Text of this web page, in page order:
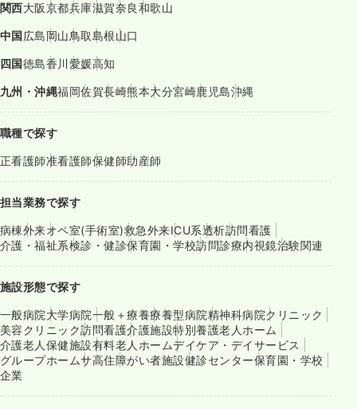
関西大阪京都兵庫滋賀奈良和歌山
中国広島岡山鳥取島根山口
四国徳島香川愛媛高知
九州・沖縄福岡佐賀長崎熊本大分宮崎鹿児島沖縄
職種で探す
正看護師准看護師保健師助産師
担当業務で探す
病棟外来オペ室(手術室)救急外来ICU系透析訪問看護
介護・福祉系検診・健診保育園・学校訪問診療内視鏡治験関連
施設形態で探す
一般病院大学病院一般＋療養療養型病院精神科病院クリニック
美容クリニック訪問看護介護施設特別養護老人ホーム
介護老人保健施設有料老人ホームデイケア・デイサービス
グループホームサ高住障がい者施設健診センター保育園・学校
企業